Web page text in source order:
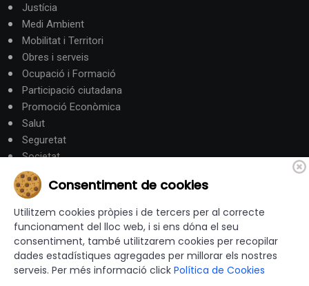
Justícia
Medi Ambient
Mobilitat i Territori
Obres i serveis
Ocupació i Formació
Participació ciutadana
Promoció Econòmica
Salut
Seguretat
Societat
Turisme
Altres Canals
canalandorra.ad
Consentiment de cookies
Utilitzem cookies pròpies i de tercers per al correcte
funcionament del lloc web, i si ens dóna el seu
consentiment, també utilitzarem cookies per recopilar
dades estadístiques agregades per millorar els nostres
serveis. Per més informació click Política de Cookies